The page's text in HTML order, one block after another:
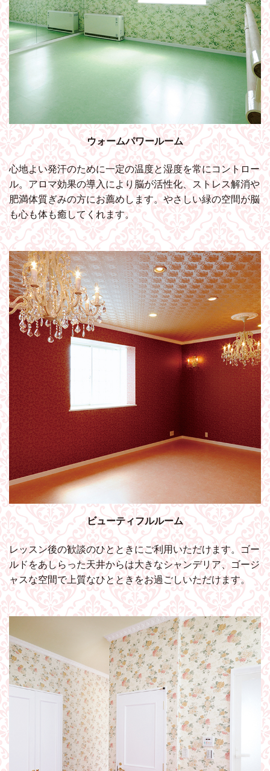
ウォームパワールーム
心地よい発汗のために一定の温度と湿度を常にコントロー
ル。アロマ効果の導入により脳が活性化、ストレス解消や
肥満体質ぎみの方にお薦めします。やさしい緑の空間が脳
も心も体も癒してくれます。
ビューティフルルーム
レッスン後の歓談のひとときにご利用いただけます。ゴー
ルドをあしらった天井からは大きなシャンデリア、ゴージ
ャスな空間で上質なひとときをお過ごしいただけます。